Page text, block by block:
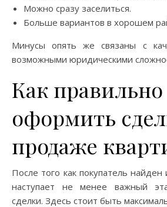
Можно сразу заселиться.
Больше вариантов в хорошем
Минусы опять же связаны с
возможными юридическими
Как правильно
оформить
продаже
После того как покупатель найден
наступает не менее важный
сделки. Здесь стоит быть